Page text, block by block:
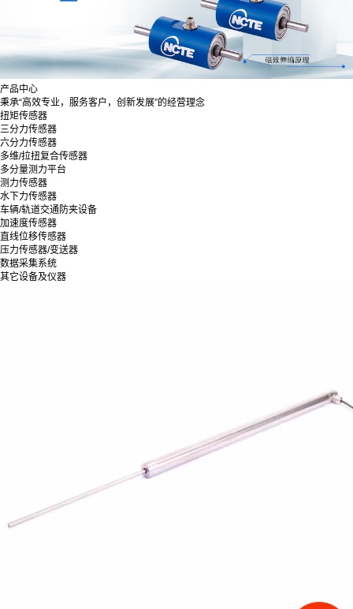
产品中心
秉承“高效专业，服务客户，创新发展”的经营理念
扭矩传感器
三分力传感器
六分力传感器
多维/拉扭复合传感器
多分量测力平台
测力传感器
水下力传感器
车辆/轨道交通防夹设备
加速度传感器
直线位移传感器
压力传感器/变送器
数据采集系统
其它设备及仪器